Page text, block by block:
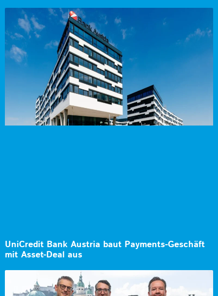
UniCredit Bank Austria baut Payments-Geschäft
mit Asset-Deal aus